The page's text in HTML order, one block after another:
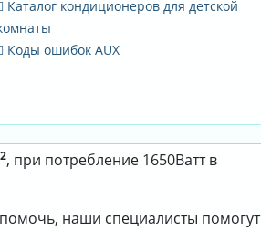
Каталог кондиционеров для детской
Коды ошибок AUX
2, при потребление 1650Ватт в
наши специалисты помогут